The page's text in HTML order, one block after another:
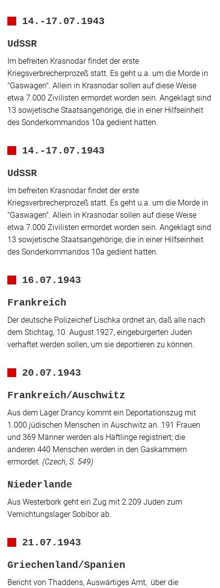
14.-17.07.1943
UdSSR
Im befreiten Krasnodar findet der erste
Kriegsverbrecherprozeß statt. Es geht u.a. um die Morde in
"Gaswagen". Allein in Krasnodar sollen auf diese Weise
etwa 7.000 Zivilisten ermordet worden sein. Angeklagt sind
13 sowjetische Staatsangehörige, die in einer Hilfseinheit
des Sonderkommandos 10a gedient hatten.
14.-17.07.1943
UdSSR
Im befreiten Krasnodar findet der erste
Kriegsverbrecherprozeß statt. Es geht u.a. um die Morde in
"Gaswagen". Allein in Krasnodar sollen auf diese Weise
etwa 7.000 Zivilisten ermordet worden sein. Angeklagt sind
13 sowjetische Staatsangehörige, die in einer Hilfseinheit
des Sonderkommandos 10a gedient hatten.
16.07.1943
Frankreich
Der deutsche Polizeichef Lischka ordnet an, daß alle nach
dem Stichtag, 10. August 1927, eingebürgerten Juden
verhaftet werden sollen, um sie deportieren zu können.
20.07.1943
Frankreich/Auschwitz
Aus dem LagerDrancy kommt ein Deportationszug mit
1.000 jüdischen Menschen in Auschwitz an. 191 Frauen
und 369 Männer werden als Häftlinge registriert; die
anderen 440 Menschen werden in den Gaskammern
ermordet. (Czech, S. 549)
Niederlande
Aus Westerbork geht ein Zug mit 2.209 Juden zum
Vernichtungslager Sobibor ab.
21.07.1943
Griechenland/Spanien
Bericht von Thaddens, Auswärtiges Amt, über die